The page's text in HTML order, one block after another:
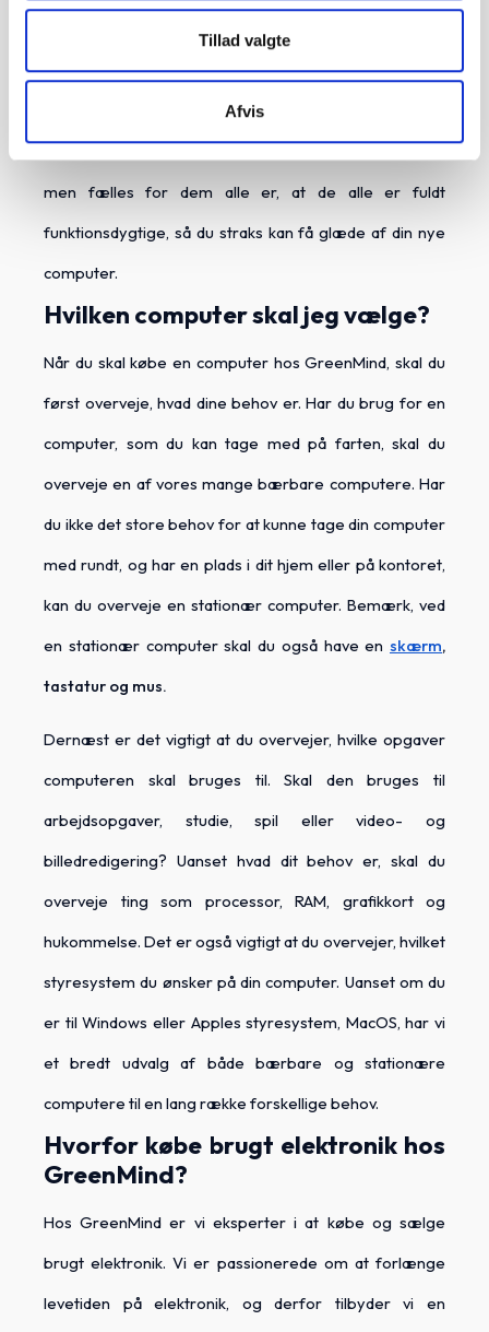
Tillad valgte
Afvis
udvalg der passer til både arbejde, studie og fritid.
Prisen på en brugt computer afhænger af standen, du
vælger. Vi har tre stande; Som ny, Meget flot og Okay.
men fælles for dem alle er, at de alle er fuldt
funktionsdygtige, så du straks kan få glæde af din nye
computer.
Hvilken computer skal jeg vælge?
Når du skal købe en computer hos GreenMind, skal du
først overveje, hvad dine behov er. Har du brug for en
computer, som du kan tage med på farten, skal du
overveje en af vores mange bærbare computere. Har
du ikke det store behov for at kunne tage din computer
med rundt, og har en plads i dit hjem eller på kontoret,
kan du overveje en stationær computer. Bemærk, ved
en stationær computer skal du også have en skærm,
tastatur og mus.
Dernæst er det vigtigt at du overvejer, hvilke opgaver
computeren skal bruges til. Skal den bruges til
arbejdsopgaver, studie, spil eller video- og
billedredigering? Uanset hvad dit behov er, skal du
overveje ting som processor, RAM, grafikkort og
hukommelse. Det er også vigtigt at du overvejer, hvilket
styresystem du ønsker på din computer. Uanset om du
er til Windows eller Apples styresystem, MacOS, har vi
et bredt udvalg af både bærbare og stationære
computere til en lang række forskellige behov.
Hvorfor købe brugt elektronik hos
GreenMind?
Hos GreenMind er vi eksperter i at købe og sælge
brugt elektronik. Vi er passionerede om at forlænge
levetiden på elektronik, og derfor tilbyder vi en